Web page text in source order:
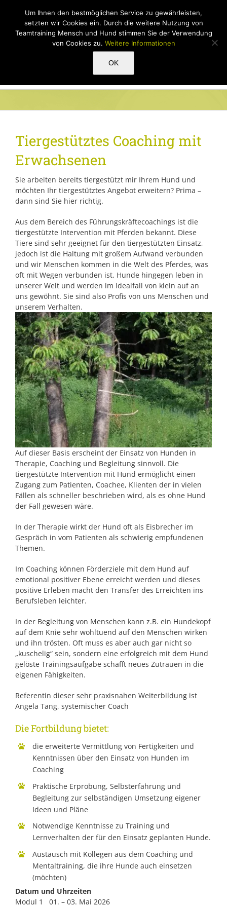
springen
Ausbildungen für Sie und Ihren
Tiergestütztes Coaching mit
Erwachsenen
Sie arbeiten bereits tiergestützt mir Ihrem Hund und
möchten Ihr tiergestütztes Angebot erweitern? Prima –
dann sind Sie hier richtig.
Aus dem Bereich des Führungskräftecoachings ist die
tiergestützte Intervention mit Pferden bekannt. Diese
Tiere sind sehr geeignet für den tiergestützten Einsatz,
jedoch ist die Haltung mit großem Aufwand verbunden
und wir Menschen kommen in die Welt des Pferdes, was
oft mit Wegen verbunden ist. Hunde hingegen leben in
unserer Welt und werden im Idealfall von klein auf an
uns gewöhnt. Sie sind also Profis von uns Menschen und
unserem Verhalten.
Auf dieser Basis erscheint der Einsatz von Hunden in
Therapie, Coaching und Begleitung sinnvoll. Die
tiergestützte Intervention mit Hund ermöglicht einen
Zugang zum Patienten, Coachee, Klienten der in vielen
Fällen als schneller beschrieben wird, als es ohne Hund
der Fall gewesen wäre.
In der Therapie wirkt der Hund oft als Eisbrecher im
Gespräch in vom Patienten als schwierig empfundenen
Themen.
Im Coaching können Förderziele mit dem Hund auf
emotional positiver Ebene erreicht werden und dieses
positive Erleben macht den Transfer des Erreichten ins
Berufsleben leichter.
In der Begleitung von Menschen kann z.B. ein Hundekopf
auf dem Knie sehr wohltuend auf den Menschen wirken
und ihn trösten. Oft muss es aber auch gar nicht so
„kuschelig“ sein, sondern eine erfolgreich mit dem Hund
gelöste Trainingsaufgabe schafft neues Zutrauen in die
eigenen Fähigkeiten.
Referentin dieser sehr praxisnahen Weiterbildung ist
Angela Tang, systemischer Coach
Die Fortbildung bietet:
die erweiterte Vermittlung von Fertigkeiten und
Kenntnissen über den Einsatz von Hunden im
Coaching
Praktische Erprobung, Selbsterfahrung und
Begleitung zur selbständigen Umsetzung eigener
Ideen und Pläne
Notwendige Kenntnisse zu Training und
Lernverhalten der für den Einsatz geplanten Hunde.
Austausch mit Kollegen aus dem Coaching und
Mentaltraining, die ihre Hunde auch einsetzen
(möchten)
Datum und Uhrzeiten
Modul 1 01. – 03. Mai 2026
Um Ihnen den bestmöglichen Service zu gewährleisten,
setzten wir Cookies ein. Durch die weitere Nutzung von
Teamtraining Mensch und Hund stimmen Sie der Verwendung
von Cookies zu. Weitere Informationen
OK